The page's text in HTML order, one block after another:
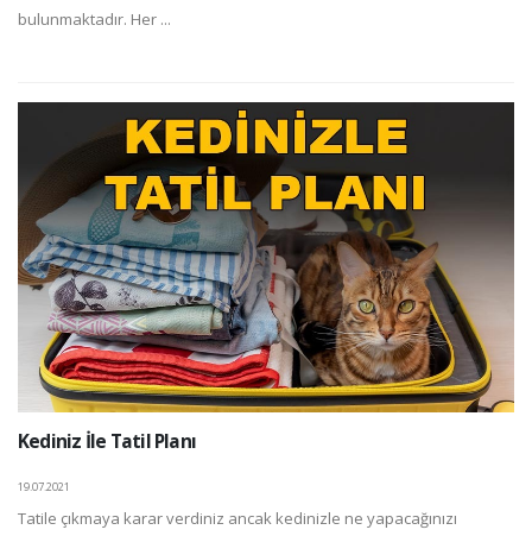
bulunmaktadır. Her ...
Kediniz İle Tatil Planı
19.07.2021
Tatile çıkmaya karar verdiniz ancak kedinizle ne yapacağınızı